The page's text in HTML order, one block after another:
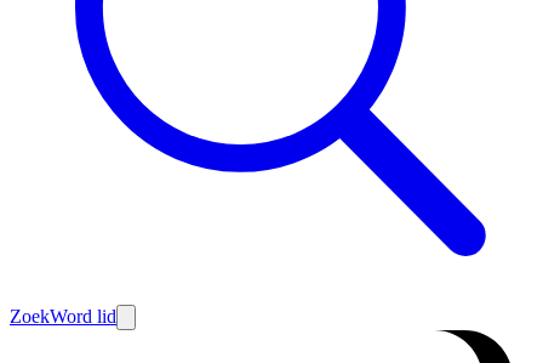
ZoekWord lid